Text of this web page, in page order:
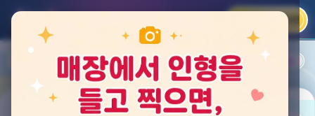
카카오 로그인